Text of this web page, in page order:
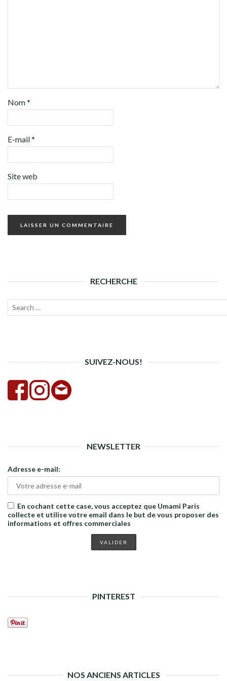
Nom*
E-mail*
Site web
RECHERCHE
Recherche
SUIVEZ-NOUS!
NEWSLETTER
Adresse e-mail:
En cochant cette case, vous acceptez que Umami Paris
collecte et utilise votre email dans le but de vous proposer des
informations et offres commerciales
PINTEREST
NOS ANCIENS ARTICLES